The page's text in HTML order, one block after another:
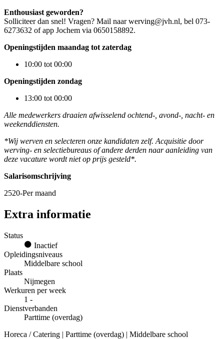
Enthousiast geworden?
Solliciteer dan snel! Vragen? Mail naar werving@jvh.nl, bel 073-
6273632 of app Jochem via 0650158892.
Openingstijden maandag tot zaterdag
10:00 tot 00:00
Openingstijden zondag
13:00 tot 00:00
Alle medewerkers draaien afwisselend ochtend-, avond-, nacht- en
weekenddiensten.
*Wij werven en selecteren onze kandidaten zelf. Acquisitie door
werving- en selectiebureaus of andere derden naar aanleiding van
deze vacature wordt niet op prijs gesteld*.
Salarisomschrijving
2520-Per maand
Extra informatie
Status
Inactief
Opleidingsniveaus
Middelbare school
Plaats
Nijmegen
Werkuren per week
1 -
Dienstverbanden
Parttime (overdag)
Horeca / Catering | Parttime (overdag) | Middelbare school